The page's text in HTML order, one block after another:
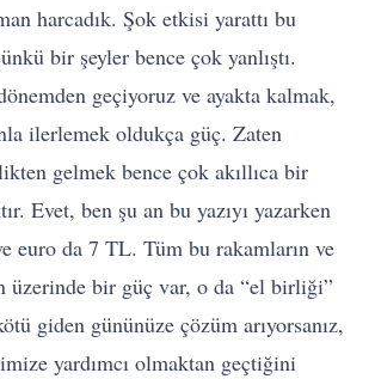
harcadık. Şok etkisi yarattı bu
bir şeyler bence çok yanlıştı.
geçiyoruz ve ayakta kalmak,
ilerlemek oldukça güç. Zaten
gelmek bence çok akıllıca bir
Evet, ben şu an bu yazıyı yazarken
euro da 7 TL. Tüm bu rakamların ve
üzerinde bir güç var, o da “el birliği”
giden gününüze çözüm arıyorsanız,
yardımcı olmaktan geçtiğini